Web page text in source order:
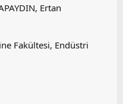
Ertan
Fakültesi, Endüstri